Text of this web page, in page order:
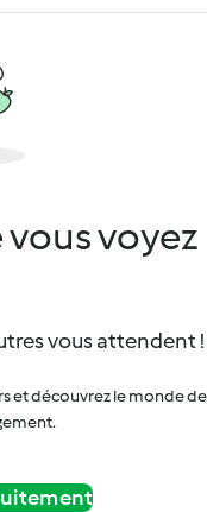
voyez
vous attendent !
et découvrez le monde de